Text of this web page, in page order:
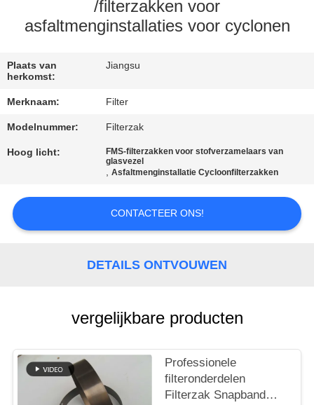
ONS
NIEUWS
OM EEN
CITAAT
SITEMAP
/filterzakken voor
asfaltmenginstallaties voor cyclonen
Plaats van
herkomst:
Jiangsu
Merknaam: Filter
Modelnummer: Filterzak
Hoog licht:
FMS-filterzakken voor stofverzamelaars van
glasvezel
,Asfaltmenginstallatie Cycloonfilterzakken
CONTACTEER ONS!
DETAILS ONTVOUWEN
vergelijkbare producten
Professionele
filteronderdelen
Filterzak Snapband